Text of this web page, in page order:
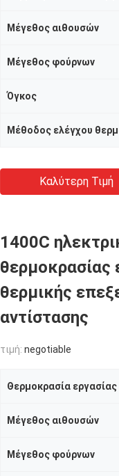
Μέγεθος αιθουσών
Μέγεθος φούρνων
Όγκος
Καλύτερη Τιμή
1400C
θερμοκρασίας
θερμικής
αντίστασης
τιμή: negotiable
Θερμοκρασία εργασίας
Μέγεθος αιθουσών
Μέγεθος φούρνων